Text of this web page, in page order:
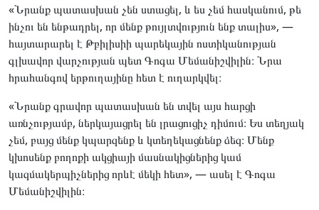
«Նրանք պատասխան չեն ստացել, և ես չեմ հասկանում, թե
ինչու են ենթադրել, որ մենք թույլտվություն ենք տալիս», —
հայտարարել է Թբիլիսիի պարեկային ոստիկանության
գլխավոր վարչության պետ Գոգա Մեմանիշվիլին։ Նրա
հրահանգով երթուղայինը հետ է ուղարկվել։
«Նրանք գրավոր պատասխան են տվել այս հարցի
առնչությամբ, ներկայացրել են լրացուցիչ դիմում։ Ես տեղյակ
չեմ, բայց մենք կպարզենք և կտեղեկացնենք ձեզ։ Մենք
կխոսենք բողոքի ակցիայի մասնակիցներից կամ
կազմակերպիչներից որևէ մեկի հետ», — ասել է Գոգա
Մեմանիշվիլին։